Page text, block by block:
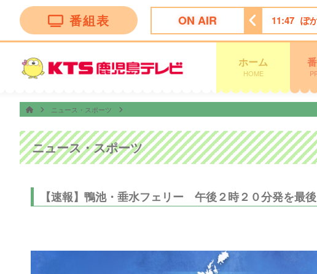
番組表 ON AIR
ごしま 11:30 ＦＮＮ Ｌｉｖｅ Ｎｅｗｓ ｄａｙｓ 11:47 ぽ
ホーム
HOME
ニュース・スポーツ
ニュース・スポーツ
【速報】鴨池・垂水フェリー 午後２時２０分発を最